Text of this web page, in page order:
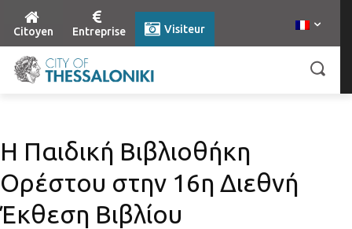
Citoyen Entreprise Visiteur
Η Παιδική Βιβλιοθήκη
Ορέστου στην 16η Διεθνή
Έκθεση Βιβλίου